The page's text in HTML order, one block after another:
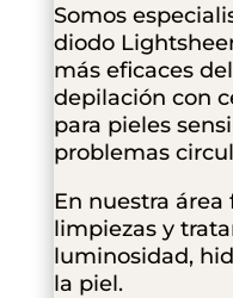
Somos
diodo
más eficaces
depilación con
para pieles
problemas
En nuestra
limpiezas y
luminosidad,
la piel.